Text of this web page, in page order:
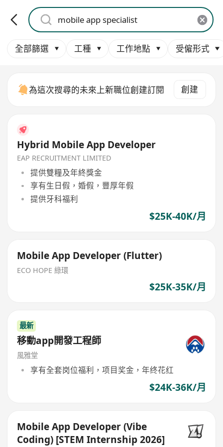
全部篩選 工種 工作地點 受僱形式
為這次搜尋的未來上新職位創建訂閱 創建
Hybrid Mobile App Developer
EAP RECRUITMENT LIMITED
提供雙糧及年終獎金
享有生日假，婚假，豐厚年假
提供牙科福利
$25K-40K/月
Mobile App Developer (Flutter)
ECO HOPE 綠環
$25K-35K/月
最新
移動app開發工程師
風雅堂
享有全套岗位福利，项目奖金，年终花红
$24K-36K/月
Mobile App Developer (Vibe
Coding) [STEM Internship 2026]